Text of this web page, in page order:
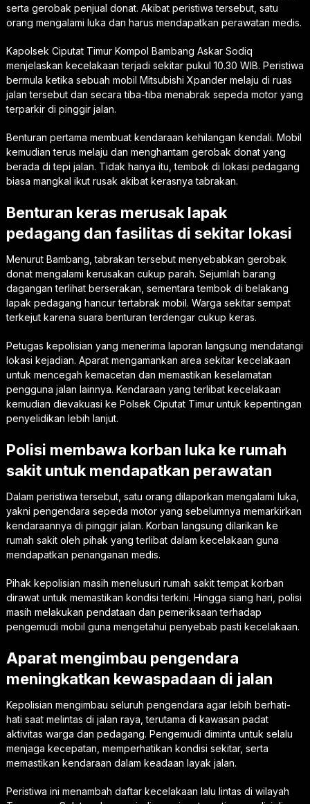
serta gerobak penjual donat. Akibat peristiwa tersebut, satu
orang mengalami luka dan harus mendapatkan perawatan medis.
Kapolsek Ciputat Timur Kompol Bambang Askar Sodiq
menjelaskan kecelakaan terjadi sekitar pukul 10.30 WIB. Peristiwa
bermula ketika sebuah mobil Mitsubishi Xpander melaju di ruas
jalan tersebut dan secara tiba-tiba menabrak sepeda motor yang
terparkir di pinggir jalan.
Benturan pertama membuat kendaraan kehilangan kendali. Mobil
kemudian terus melaju dan menghantam gerobak donat yang
berada di tepi jalan. Tidak hanya itu, tembok di lokasi pedagang
biasa mangkal ikut rusak akibat kerasnya tabrakan.
Benturan keras merusak lapak
pedagang dan fasilitas di sekitar lokasi
Menurut Bambang, tabrakan tersebut menyebabkan gerobak
donat mengalami kerusakan cukup parah. Sejumlah barang
dagangan terlihat berserakan, sementara tembok di belakang
lapak pedagang hancur tertabrak mobil. Warga sekitar sempat
terkejut karena suara benturan terdengar cukup keras.
Petugas kepolisian yang menerima laporan langsung mendatangi
lokasi kejadian. Aparat mengamankan area sekitar kecelakaan
untuk mencegah kemacetan dan memastikan keselamatan
pengguna jalan lainnya. Kendaraan yang terlibat kecelakaan
kemudian dievakuasi ke Polsek Ciputat Timur untuk kepentingan
penyelidikan lebih lanjut.
Polisi membawa korban luka ke rumah
sakit untuk mendapatkan perawatan
Dalam peristiwa tersebut, satu orang dilaporkan mengalami luka,
yakni pengendara sepeda motor yang sebelumnya memarkirkan
kendaraannya di pinggir jalan. Korban langsung dilarikan ke
rumah sakit oleh pihak yang terlibat dalam kecelakaan guna
mendapatkan penanganan medis.
Pihak kepolisian masih menelusuri rumah sakit tempat korban
dirawat untuk memastikan kondisi terkini. Hingga siang hari, polisi
masih melakukan pendataan dan pemeriksaan terhadap
pengemudi mobil guna mengetahui penyebab pasti kecelakaan.
Aparat mengimbau pengendara
meningkatkan kewaspadaan di jalan
Kepolisian mengimbau seluruh pengendara agar lebih berhati-
hati saat melintas di jalan raya, terutama di kawasan padat
aktivitas warga dan pedagang. Pengemudi diminta untuk selalu
menjaga kecepatan, memperhatikan kondisi sekitar, serta
memastikan kendaraan dalam keadaan layak jalan.
Peristiwa ini menambah daftar kecelakaan lalu lintas di wilayah